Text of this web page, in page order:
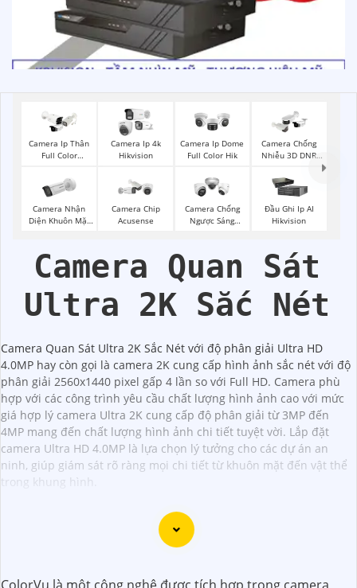
Camera Ip Thân
Full Color
Camera Ip 4k
Hikvision
Camera Ip Dome
Full Color Hik
Camera Chống
Nhiễu 3D DNR
Camera Nhận
Diện Khuôn Mặt
Camera Chip
Acusense
Camera Chống
Ngược Sáng
Đầu Ghi Ip AI
Hikvision
Camera Quan Sát
Ultra 2K Sắc Nét
Camera Quan Sát Ultra 2K Sắc Nét với độ phân giải Ultra HD
4.0MP hay còn gọi là camera 2K cung cấp hình ảnh sắc nét với độ
phân giải 2560x1440 pixel gấp 4 lần so với Full HD. Camera phù
hợp với các công trình yêu cầu chất lượng hình ảnh cao với mức
giá hợp lý camera Ultra 2K cung cấp độ phân giải từ 3MP đến
4MP mang đến chất lượng hình ảnh chi tiết tuyệt vời. Lắp đặt
camera Ultra HD 4.0MP là lựa chọn lý tưởng cho các dự án an
ninh, giúp giám sát rõ ràng mọi chi tiết từ khuôn mặt đến vật thể
trong khung hình.